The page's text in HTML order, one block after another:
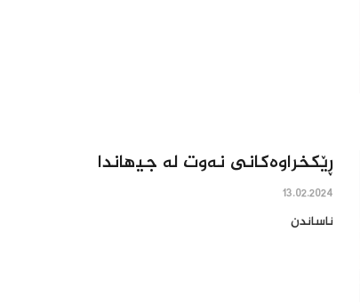
ڕێکخراوەکانی نەوت لە جیھاندا
13.02.2024
ناساندن